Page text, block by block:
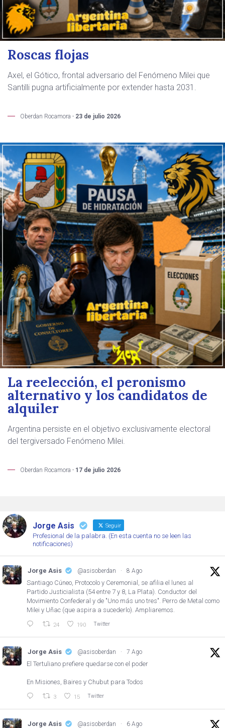
Roscas flojas
Axel, el Gótico, frontal adversario del Fenómeno Milei que
Santilli pugna artificialmente por extender hasta 2031.
Oberdan Rocamora - 23 de julio 2026
La reelección, el peronismo
alternativo y los candidatos de
alquiler
Argentina persiste en el objetivo exclusivamente electoral
del tergiversado Fenómeno Milei.
Oberdan Rocamora - 17 de julio 2026
Jorge Asis Seguir
Profesional de la palabra. (En esta cuenta no se leen las
notificaciones)
Jorge Asis @asisoberdan · 8 Ago
Santiago Cúneo, Protocolo y Ceremonial, se afilia el lunes al
Partido Justicialista (54 entre 7 y 8, La Plata). Conductor del
Movimiento Confederal y de "Uno más uno tres". Perro de Metal como
Milei y Uñac (que aspira a sucederlo). Ampliaremos.
24 190 Twitter
Jorge Asis @asisoberdan · 7 Ago
El Tertuliano prefiere quedarse con el poder
En Misiones, Baires y Chubut para Todos
3 15 Twitter
Jorge Asis @asisoberdan · 6 Ago